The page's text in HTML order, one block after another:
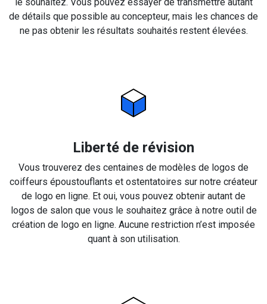
de détails que possible au concepteur, mais les chances de
ne pas obtenir les résultats souhaités restent élevées.
Liberté de révision
Vous trouverez des centaines de modèles de logos de
coiffeurs époustouflants et ostentatoires sur notre créateur
de logo en ligne. Et oui, vous pouvez obtenir autant de
logos de salon que vous le souhaitez grâce à notre outil de
création de logo en ligne. Aucune restriction n’est imposée
quant à son utilisation.